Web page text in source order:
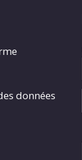
données